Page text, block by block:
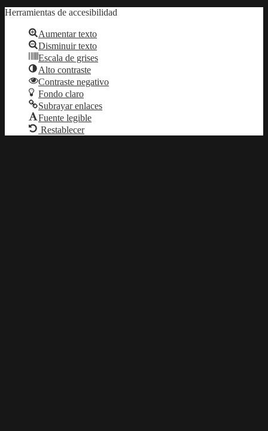
Herramientas de accesibilidad
Aumentar texto
Disminuir texto
Escala de grises
Alto contraste
Contraste negativo
Fondo claro
Subrayar enlaces
Fuente legible
Restablecer